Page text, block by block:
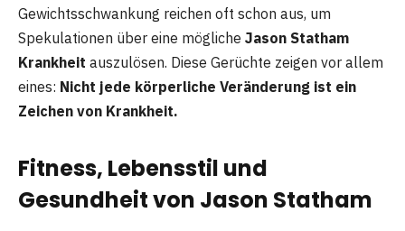
Gewichtsschwankung reichen oft schon aus, um
Spekulationen über eine mögliche Jason Statham
Krankheit auszulösen. Diese Gerüchte zeigen vor allem
eines: Nicht jede körperliche Veränderung ist ein
Zeichen von Krankheit.
Fitness, Lebensstil und
Gesundheit von Jason Statham